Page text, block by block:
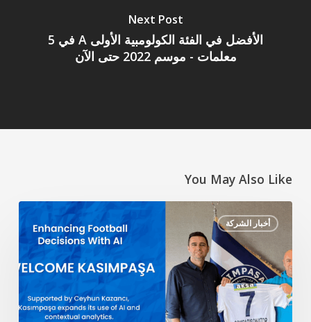
Next Post
الأفضل في الفئة الكولومبية الأولى A في 5
معلمات - موسم 2022 حتى الآن
You May Also Like
أخبار الشركة
تعزيز
قرارات
القدم
بالذكاء
الاصطناعي